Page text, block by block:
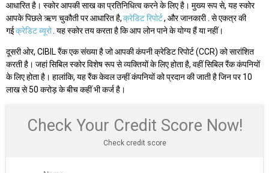
आधारित है। स्कोर आपकी साख का प्रतिनिधित्व करने के लिए है। मुख्य रूप से, यह स्कोर
आपके पिछले ऋण चुकौती पर आधारित है,क्रेडिट रिपोर्ट, और जानकारी . से एकत्र की
गईक्रेडिट ब्यूरो. यह स्कोर तय करता है कि आप लोन पाने के योग्य हैं या नहीं।
दूसरी ओर, CIBIL रैंक एक संख्या है जो आपकी कंपनी क्रेडिट रिपोर्ट (CCR) को सारांशित
करती है। जहां सिबिल स्कोर विशेष रूप से व्यक्तियों के लिए होता है, वहीं सिबिल रैंक कंपनियों
के लिए होता है। हालांकि, यह रैंक केवल उन्हीं कंपनियों को प्रदान की जाती है जिन पर 10
लाख से 50 करोड़ के बीच कहीं भी कर्ज है।
Check Your Credit Score Now!
Check credit score